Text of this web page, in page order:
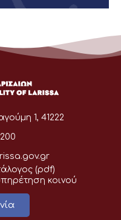
1, 41222
(pdf)
κοινού